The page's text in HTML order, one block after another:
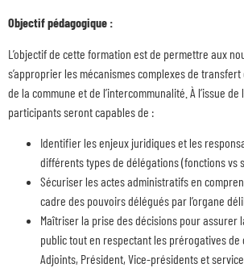
Objectif pédagogique :
L’objectif de cette formation est de permettre aux
s’approprier les mécanismes complexes de
de la commune et de l’intercommunalité. À l’issue
participants seront capables de :
Identifier les enjeux juridiques et les
différents types de délégations (fonctions vs
Sécuriser les actes administratifs en
cadre des pouvoirs délégués par l’organe
Maîtriser la prise des décisions pour assurer
public tout en respectant les prérogatives de
Adjoints, Président, Vice-présidents et